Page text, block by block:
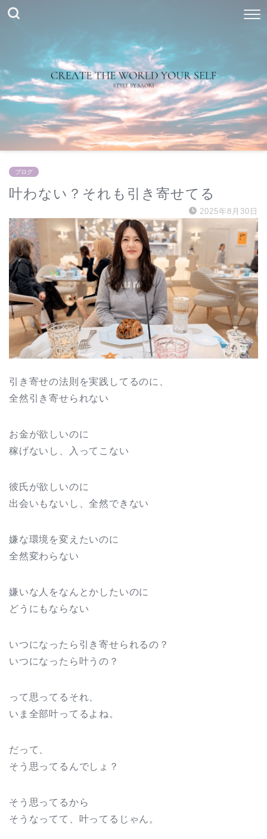
ブログ
叶わない？それも引き寄せてる
2025年8月30日
引き寄せの法則を実践してるのに、
全然引き寄せられない
お金が欲しいのに
稼げないし、入ってこない
彼氏が欲しいのに
出会いもないし、全然できない
嫌な環境を変えたいのに
全然変わらない
嫌いな人をなんとかしたいのに
どうにもならない
いつになったら引き寄せられるの？
いつになったら叶うの？
って思ってるそれ、
いま全部叶ってるよね。
だって、
そう思ってるんでしょ？
そう思ってるから
そうなってて、叶ってるじゃん。